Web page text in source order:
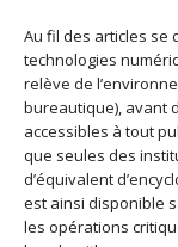
Au fil des articles se
technologies
relève de
bureautique), avant
accessibles à tout
que seules des
d’équivalent
est ainsi disponible
les opérations